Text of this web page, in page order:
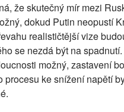
že skutečný mír mezi
dokud Putin neopustí
realističtější vize
se nezdá být na
možný, zastavení
procesu ke snížení napětí